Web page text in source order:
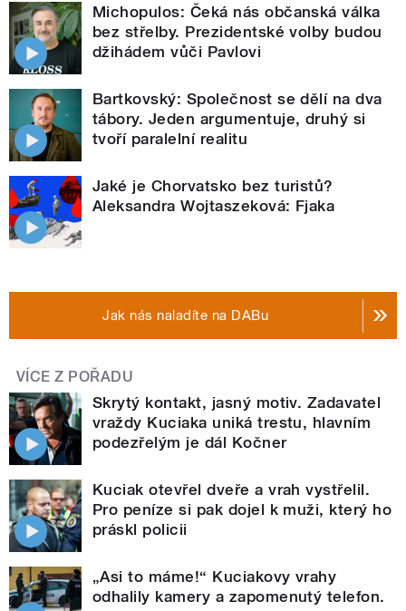
Michopulos: Čeká nás občanská válka
bez střelby. Prezidentské volby budou
džihádem vůči Pavlovi
Bartkovský: Společnost se dělí na dva
tábory. Jeden argumentuje, druhý si
tvoří paralelní realitu
Jaké je Chorvatsko bez turistů?
Aleksandra Wojtaszeková: Fjaka
Jak nás naladíte na DABu
VÍCE Z POŘADU
Skrytý kontakt, jasný motiv. Zadavatel
vraždy Kuciaka uniká trestu, hlavním
podezřelým je dál Kočner
Kuciak otevřel dveře a vrah vystřelil.
Pro peníze si pak dojel k muži, který ho
práskl policii
„Asi to máme!“ Kuciakovy vrahy
odhalily kamery a zapomenutý telefon.